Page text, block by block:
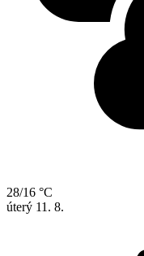
28/16 °C
úterý 11. 8.